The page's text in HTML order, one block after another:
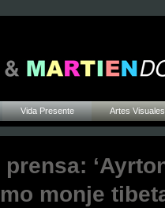
Vida Presente Artes Visuales
monje